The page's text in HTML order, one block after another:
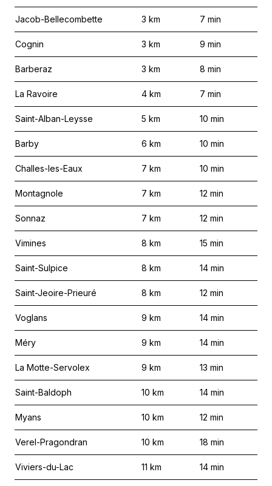
Jacob-Bellecombette 3 km 7 min
Cognin 3 km 9 min
Barberaz 3 km 8 min
La Ravoire 4 km 7 min
Saint-Alban-Leysse 5 km 10 min
Barby 6 km 10 min
Challes-les-Eaux 7 km 10 min
Montagnole 7 km 12 min
Sonnaz 7 km 12 min
Vimines 8 km 15 min
Saint-Sulpice 8 km 14 min
Saint-Jeoire-Prieuré 8 km 12 min
Voglans 9 km 14 min
Méry 9 km 14 min
La Motte-Servolex 9 km 13 min
Saint-Baldoph 10 km 14 min
Myans 10 km 12 min
Verel-Pragondran 10 km 18 min
Viviers-du-Lac 11 km 14 min